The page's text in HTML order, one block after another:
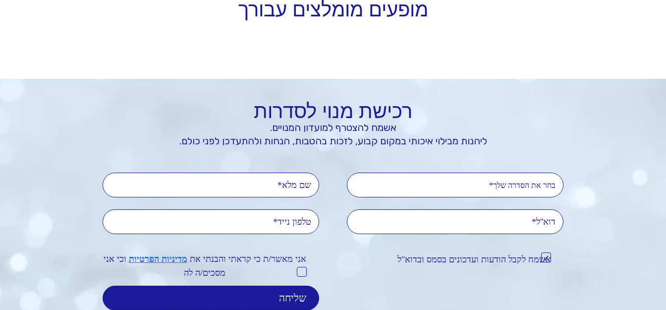
מופעים מומלצים עבורך
רכישת מנוי לסדרות
אשמח להצטרף למועדון המנויים.
ליהנות מבילוי איכותי במקום קבוע, לזכות בהטבות, הנחות ולהתעדכן לפני כולם.
בחר את הסדרה שלך*
אשמח לקבל הודעות ועדכונים בסמס ובדוא"ל אני מאשר/ת כי קראתי והבנתי את מדיניות הפרטיות וכי אני
מסכים/ה לה